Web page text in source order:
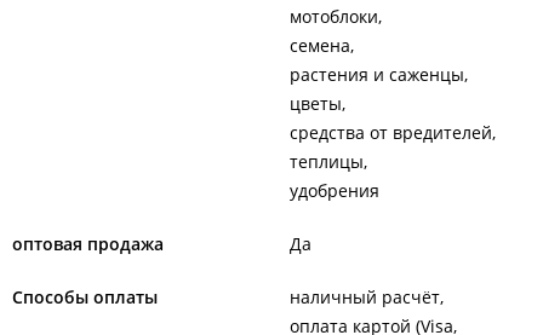
мотоблоки
семена
растения и саженцы
цветы
средства от вредителей
теплицы
удобрения
оптовая продажа Да
Способы оплаты
наличный расчёт
оплата картой (Visa,